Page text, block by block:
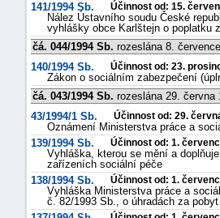
141/1994 Sb.
Účinnost od: 15.
Nález Ústavního soudu České
vyhlášky obce Karlštejn o poplatku
čá. 044/1994 Sb. rozeslána 8.
140/1994 Sb.
Účinnost od: 23.
Zákon o sociálním zabezpečení
čá. 043/1994 Sb. rozeslána 29. června
43/1994/1 Sb.
Účinnost od: 29.
Oznámení Ministerstva práce a
139/1994 Sb.
Účinnost od: 1.
Vyhláška, kterou se mění a
zařízeních sociální péče
138/1994 Sb.
Účinnost od: 1.
Vyhláška Ministerstva práce a
č. 82/1993 Sb., o úhradách za